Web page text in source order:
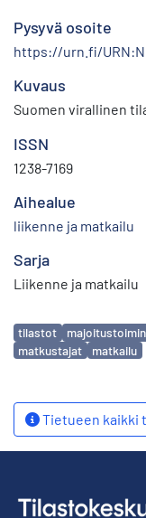
Pysyvä osoite
https://urn.fi/
Kuvaus
Suomen virallinen
ISSN
1238-7169
Aihealue
liikenne ja matkailu
Sarja
Liikenne ja matkailu
Avainsanat
tilastot
matkustajat
matkailu
Tietueen kaikki